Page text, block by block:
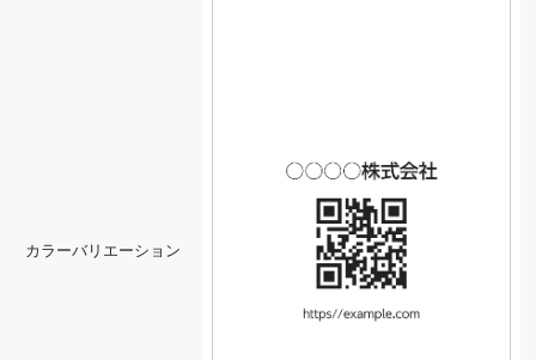
カラーバリエーション